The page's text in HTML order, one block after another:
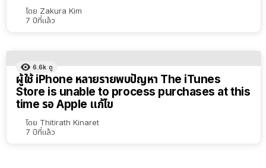
โดย Zakura Kim
7 ปีที่แล้ว
6.6k ดู
ผู้ใช้ iPhone หลายรายพบปัญหา The iTunes
Store is unable to process purchases at this
time รอ Apple แก้ไข
โดย Thitirath Kinaret
7 ปีที่แล้ว